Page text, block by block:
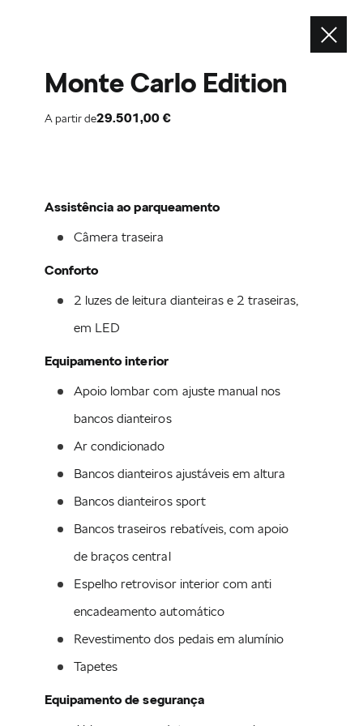
Monte Carlo Edition
A partir de29.501,00 €
Assistência ao parqueamento
Câmera traseira
Conforto
2 luzes de leitura dianteiras e 2 traseiras,
em LED
Equipamento interior
Apoio lombar com ajuste manual nos
bancos dianteiros
Ar condicionado
Bancos dianteiros ajustáveis em altura
Bancos dianteiros sport
Bancos traseiros rebatíveis, com apoio
de braços central
Espelho retrovisor interior com anti
encadeamento automático
Revestimento dos pedais em alumínio
Tapetes
Equipamento de segurança
Contacte-nos
ver também
Configurador
Pedido de Contacto
Concessionários Škoda
Mais sobre a Škoda
a que a Campanha corresponde; o Cliente poderá encontrar diferenças entre
opcionais. Pode confirmar toda a informação sobre o veículo (incluindo cor)
Os preços são PVPR (preço de venda ao público recomendado) para
final do veículo, incluindo eventuais despesas, descontos ou benefícios